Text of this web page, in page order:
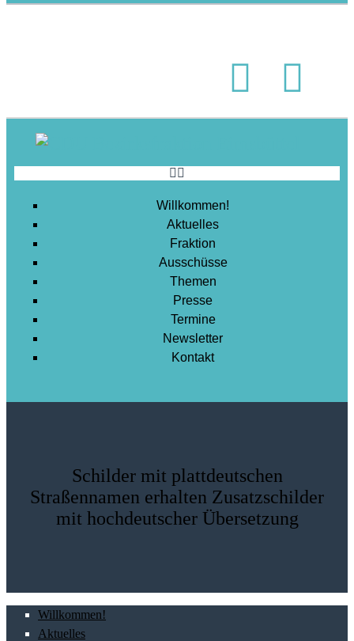
Stadtentwicklung
Wohnen
Willkommen!
Aktuelles
Fraktion
Ausschüsse
Themen
Presse
Termine
Newsletter
Kontakt
Schilder mit plattdeutschen
Straßennamen erhalten Zusatzschilder
mit hochdeutscher Übersetzung
Willkommen!
Aktuelles